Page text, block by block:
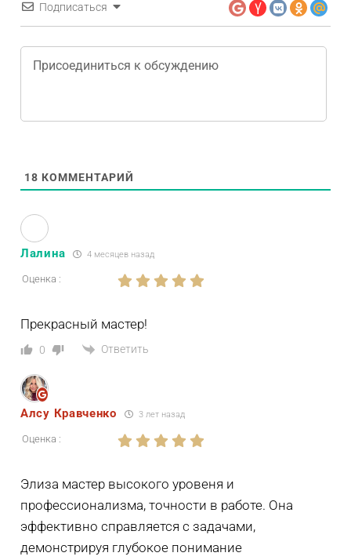
Подписаться
18 КОММЕНТАРИЙ
Лалина 4 месяцев назад
Оценка :
Прекрасный мастер!
0 Ответить
Алсу Кравченко 3 лет назад
Оценка :
Элиза мастер высокого уровеня и
профессионализма, точности в работе. Она
эффективно справляется с задачами,
демонстрируя глубокое понимание